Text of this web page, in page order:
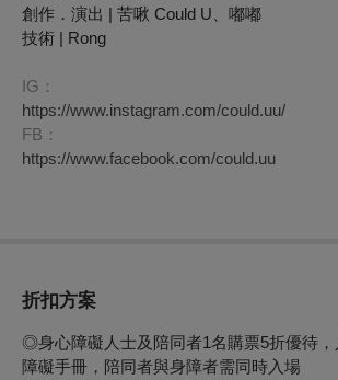
創作．演出 | 苦啾 Could U、嘟嘟
技術 | Rong
IG ：
https://www.instagram.com/could.uu/
FB ：
https://www.facebook.com/could.uu
折扣方案
◎身心障礙人士及陪同者1名購票5折優待
障礙手冊，陪同者與身障者需同時入場